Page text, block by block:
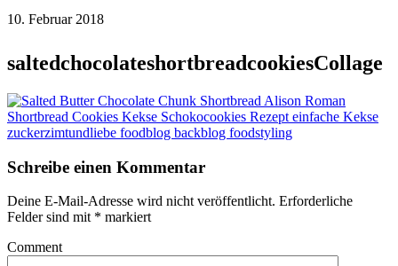
10. Februar 2018
saltedchocolateshortbreadcookiesCollage
Schreibe einen Kommentar
Deine E-Mail-Adresse wird nicht veröffentlicht. Erforderliche
Felder sind mit * markiert
Comment